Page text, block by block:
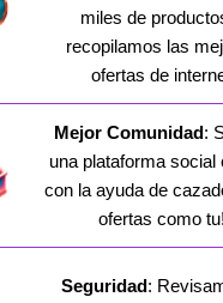
miles de
recopilamos las
ofertas de
Mejor Comunidad:
una plataforma social
con la ayuda de
ofertas como tu!
Seguridad: